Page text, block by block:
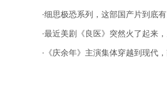
·细思极恐系列，这部国产片到底
·最近美剧《良医》突然火了起来
·《庆余年》主演集体穿越到现代